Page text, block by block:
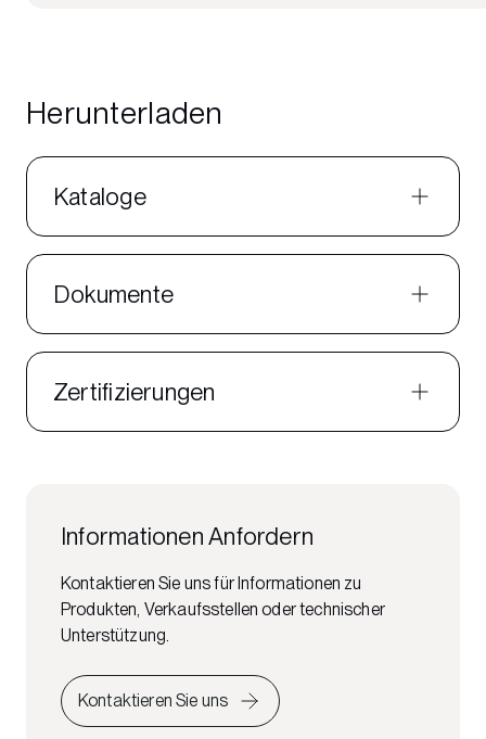
Herunterladen
Kataloge
Dokumente
Zertifizierungen
Informationen Anfordern
Kontaktieren Sie uns für Informationen zu
Produkten, Verkaufsstellen oder technischer
Unterstützung.
Kontaktieren Sie uns